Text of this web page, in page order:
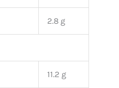
2.8 g
11.2 g